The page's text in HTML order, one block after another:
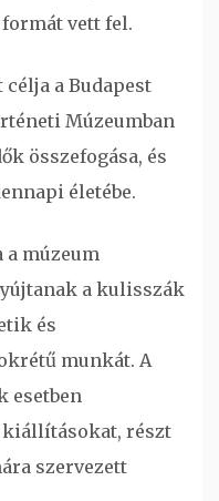
vett fel.
a Budapest
Múzeumban
összefogása, és
életébe.
a múzeum
a kulisszák
és
munkát. A
esetben
kiállításokat, részt
szervezett